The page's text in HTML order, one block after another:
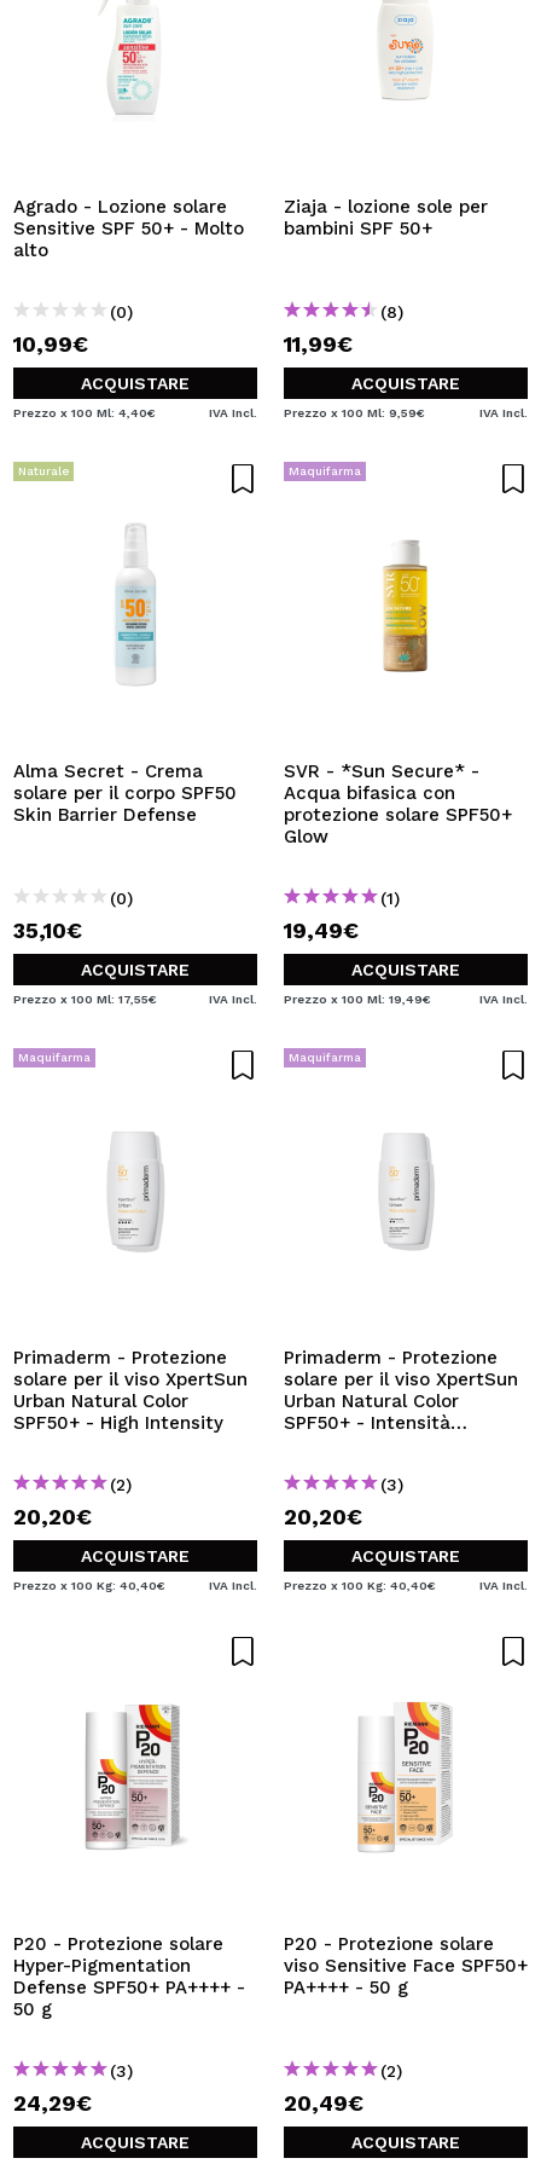
Agrado - Lozione solare
Sensitive SPF 50+ - Molto
alto
(0)
10,99€
ACQUISTARE
Prezzo x 100 Ml: 4,40€ IVA Incl.
Ziaja - lozione sole per
bambini SPF 50+
(8)
11,99€
ACQUISTARE
Prezzo x 100 Ml: 9,59€ IVA Incl.
Naturale
Alma Secret - Crema
solare per il corpo SPF50
Skin Barrier Defense
(0)
35,10€
ACQUISTARE
Prezzo x 100 Ml: 17,55€ IVA Incl.
Maquifarma
SVR - *Sun Secure* -
Acqua bifasica con
protezione solare SPF50+
Glow
(1)
19,49€
ACQUISTARE
Prezzo x 100 Ml: 19,49€ IVA Incl.
Maquifarma
Primaderm - Protezione
solare per il viso XpertSun
Urban Natural Color
SPF50+ - High Intensity
(2)
20,20€
ACQUISTARE
Prezzo x 100 Kg: 40,40€ IVA Incl.
Maquifarma
Primaderm - Protezione
solare per il viso XpertSun
Urban Natural Color
SPF50+ - Intensità
(3)
20,20€
ACQUISTARE
Prezzo x 100 Kg: 40,40€ IVA Incl.
P20 - Protezione solare
Hyper-Pigmentation
Defense SPF50+ PA++++ -
50 g
(3)
24,29€
ACQUISTARE
P20 - Protezione solare
viso Sensitive Face SPF50+
PA++++ - 50 g
(2)
20,49€
ACQUISTARE